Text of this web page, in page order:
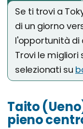
Se ti trovi a
di un giorno
l'opportunità di
Trovi le migliori
selezionati su
Taito
pieno